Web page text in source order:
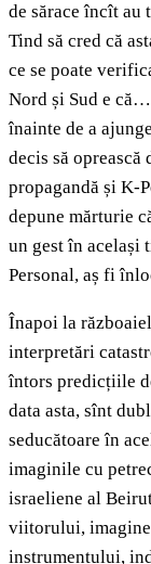
de sărace încît au
Tind să cred că
ce se poate
Nord și Sud e
înainte de a
decis să
propagandă și K-
depune mărturie
un gest în același
Personal, aș fi
Înapoi la
interpretări
întors predicțiile
data asta, sînt
seducătoare în
imaginile cu
israeliene al
viitorului,
instrumentului,